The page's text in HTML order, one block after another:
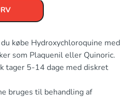
købe Hydroxychloroquine med
som Plaquenil eller Quinoric.
tager 5-14 dage med diskret
bruges til behandling af